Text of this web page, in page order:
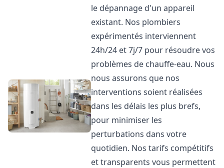
le dépannage d'un appareil
existant. Nos plombiers
expérimentés interviennent
24h/24 et 7j/7 pour résoudre vos
problèmes de chauffe-eau. Nous
nous assurons que nos
interventions soient réalisées
dans les délais les plus brefs,
pour minimiser les
perturbations dans votre
quotidien. Nos tarifs compétitifs
et transparents vous permettent